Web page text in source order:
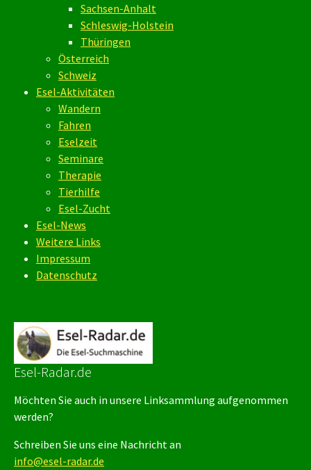
Sachsen-Anhalt
Schleswig-Holstein
Thüringen
Österreich
Schweiz
Esel-Aktivitäten
Wandern
Fahren
Eselzeit
Seminare
Therapie
Tierhilfe
Esel-Zucht
Esel-News
Weitere Links
Impressum
Datenschutz
Esel-Radar.de
Möchten Sie auch in unsere Linksammlung aufgenommen
werden?
Schreiben Sie uns eine Nachricht an
info@esel-radar.de